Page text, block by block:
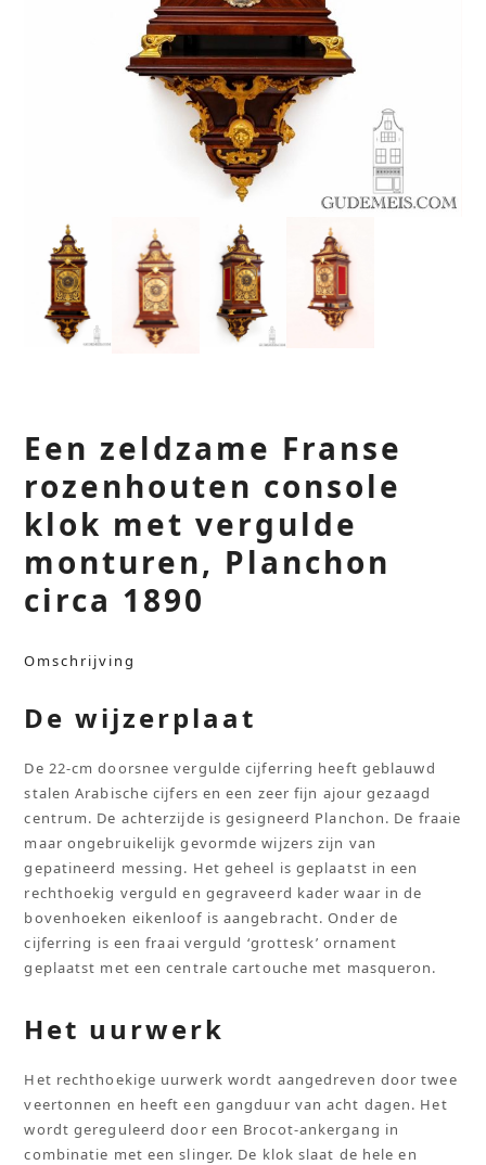
Een zeldzame Franse
rozenhouten console
klok met vergulde
monturen, Planchon
circa 1890
Omschrijving
De wijzerplaat
De 22-cm doorsnee vergulde cijferring heeft geblauwd
stalen Arabische cijfers en een zeer fijn ajour gezaagd
centrum. De achterzijde is gesigneerd Planchon. De fraaie
maar ongebruikelijk gevormde wijzers zijn van
gepatineerd messing. Het geheel is geplaatst in een
rechthoekig verguld en gegraveerd kader waar in de
bovenhoeken eikenloof is aangebracht. Onder de
cijferring is een fraai verguld ‘grottesk’ ornament
geplaatst met een centrale cartouche met masqueron.
Het uurwerk
Het rechthoekige uurwerk wordt aangedreven door twee
veertonnen en heeft een gangduur van acht dagen. Het
wordt gereguleerd door een Brocot-ankergang in
combinatie met een slinger. De klok slaat de hele en